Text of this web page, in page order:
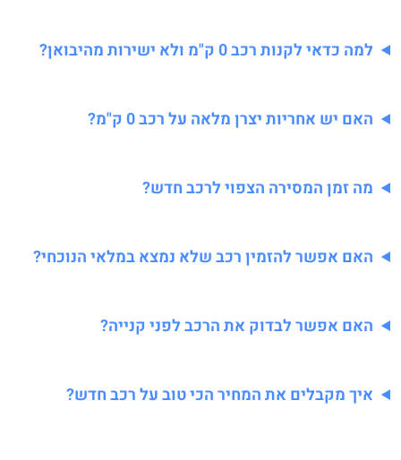
למה כדאי לקנות רכב 0 ק"מ ולא ישירות מהיבואן?
האם יש אחריות יצרן מלאה על רכב 0 ק"מ?
מה זמן המסירה הצפוי לרכב חדש?
האם אפשר להזמין רכב שלא נמצא במלאי הנוכחי?
האם אפשר לבדוק את הרכב לפני קנייה?
איך מקבלים את המחיר הכי טוב על רכב חדש?